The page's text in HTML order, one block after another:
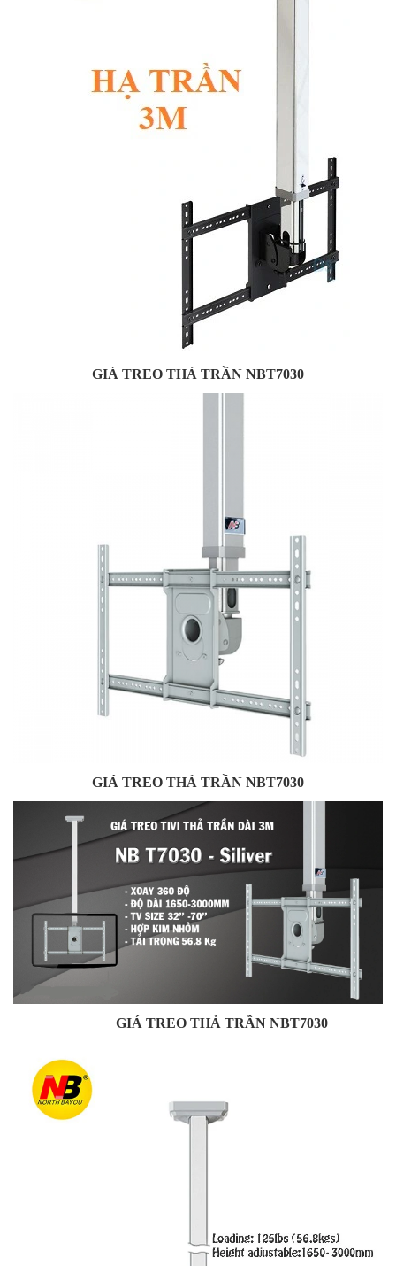
GIÁ TREO THẢ TRẦN NBT7030
GIÁ TREO THẢ TRẦN NBT7030
GIÁ TREO THẢ TRẦN NBT7030